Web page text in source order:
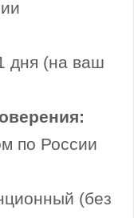
дня (на ваш
по России
(без